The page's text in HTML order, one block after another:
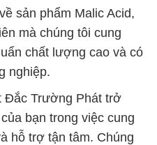
sản phẩm Malic Acid,
mà chúng tôi cung
chất lượng cao và có
nghiệp.
Đắc Trường Phát trở
bạn trong việc cung
hỗ trợ tận tâm. Chúng